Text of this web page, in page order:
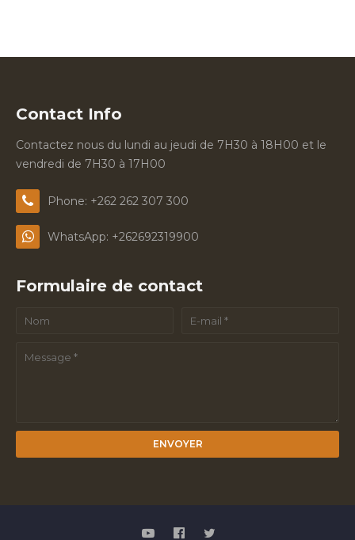
Contact Info
Contactez nous du lundi au jeudi de 7H30 à 18H00 et le
vendredi de 7H30 à 17H00
Phone: +262 262 307 300
WhatsApp: +262692319900
Formulaire de contact